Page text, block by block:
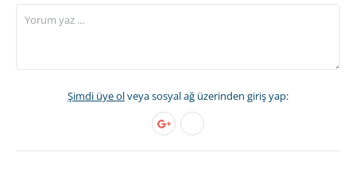
Şimdi üye olveya sosyal ağ üzerinden giriş yap: